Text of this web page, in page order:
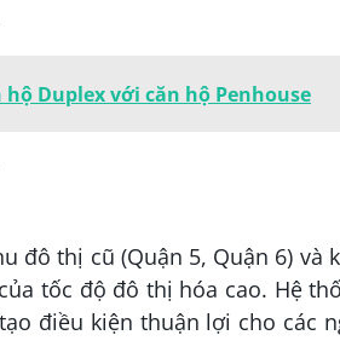
Duplex với căn hộ Penhouse
đô thị cũ (Quận 5, Quận 6) và
tốc độ đô thị hóa cao. Hệ
điều kiện thuận lợi cho các